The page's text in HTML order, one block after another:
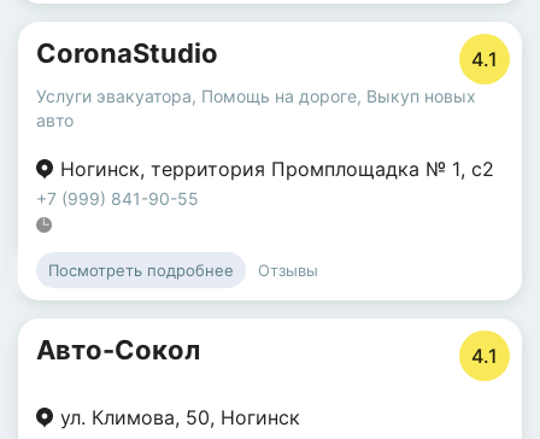
CoronaStudio 4.1
Услуги эвакуатора, Помощь на дороге, Выкуп новых
авто
Ногинск, территория Промплощадка № 1, с2
+7 (999) 841-90-55
Посмотреть подробнее Отзывы
Авто-Сокол 4.1
ул. Климова, 50, Ногинск